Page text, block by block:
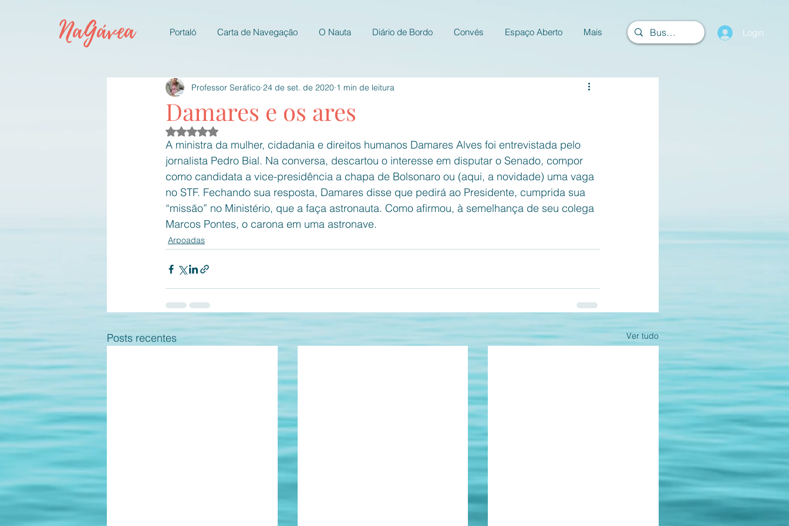
NaGávea Portaló Carta de Navegação O Nauta Diário de Bordo Convés Espaço Aberto Mais Login
Damares e os ares
Professor Seráfico 24 de set. de 2020 1 min de leitura
Avaliado com NaN de 5 estrelas.
A ministra da mulher, cidadania e direitos humanos Damares Alves foi entrevistada pelo
jornalista Pedro Bial. Na conversa, descartou o interesse em disputar o Senado, compor
como candidata a vice-presidência a chapa de Bolsonaro ou (aqui, a novidade) uma vaga
no STF. Fechando sua resposta, Damares disse que pedirá ao Presidente, cumprida sua
“missão” no Ministério, que a faça astronauta. Como afirmou, à semelhança de seu colega
Marcos Pontes, o carona em uma astronave.
Arpoadas
Posts recentes Ver tudo